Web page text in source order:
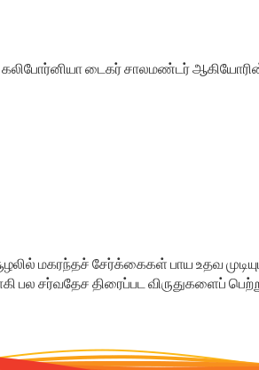
கலிபோர்னியா டைகர் சாலமண்டர்
மகரந்தச் சேர்க்கைகள் பாய உதவ
பல சர்வதேச திரைப்பட விருதுகளைப்